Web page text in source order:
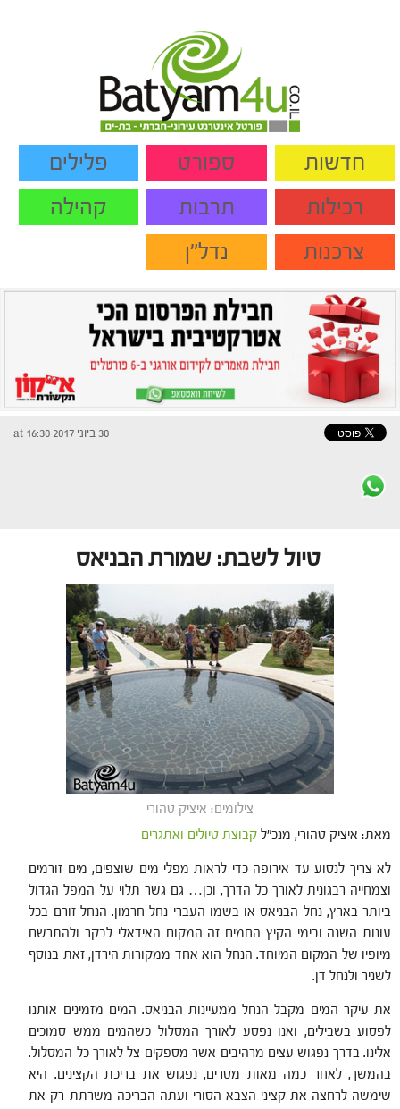
חדשות ספורט
פלילים
רכילות
תרבות
קהילה
צרכנות
נדל"ן
30 ביוני 2017 at 16:30
טיול לשבת: שמורת הבניאס
צילומים: איציק טהורי
מאת: איציק טהורי, מנכ"ל קבוצת טיולים ואתגרים
לא צריך לנסוע עד אירופה כדי לראות מפלי מים שוצפים, מים זורמים
וצמחייה רבגונית לאורך כל הדרך, וכן… גם גשר תלוי על המפל הגדול
ביותר בארץ, נחל הבניאס או בשמו העברי נחל חרמון. הנחל זורם בכל
עונות השנה ובימי הקיץ החמים זה המקום האידאלי לבקר ולהתרשם
מיופיו של המקום המיוחד. הנחל הוא אחד ממקורות הירדן, זאת בנוסף
לשניר ולנחל דן.
את עיקר המים מקבל הנחל ממעיינות הבניאס. המים מזמינים אותנו
לפסוע בשבילים, ואנו נפסע לאורך המסלול כשהמים ממש סמוכים
אלינו. בדרך נפגוש עצים מרהיבים אשר מספקים צל לאורך כל המסלול.
בהמשך, לאחר כמה מאות מטרים, נפגוש את בריכת הקצינים. היא
שימשה לרחצה את קציני הצבא הסורי ועתה הבריכה משרתת רק את